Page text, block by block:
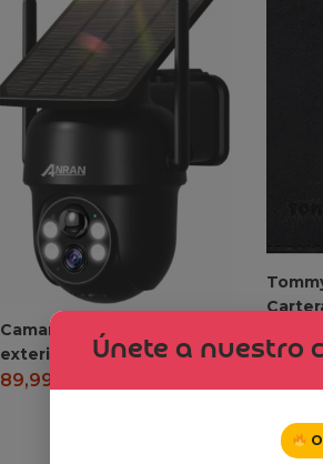
Camara de vigilancia wifi
exterior solar
89,99
41,00
Únete a nuestro